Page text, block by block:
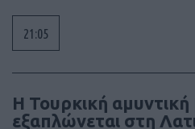
21:05
Η Τουρκική αμυντική
εξαπλώνεται στη